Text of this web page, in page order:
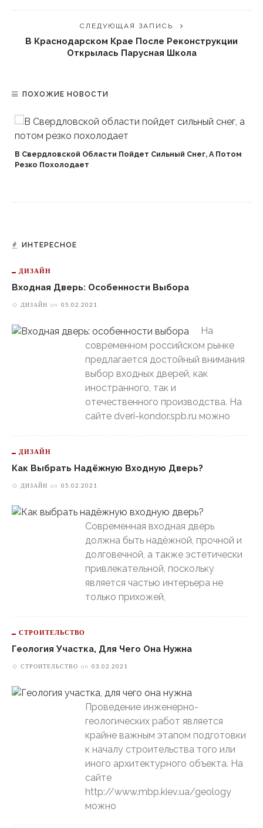
СЛЕДУЮЩАЯ ЗАПИСЬ
В Краснодарском Крае После Реконструкции
Открылась Парусная Школа
ПОХОЖИЕ НОВОСТИ
В Свердловской Области Пойдет Сильный Снег, А Потом
Резко Похолодает
ИНТЕРЕСНОЕ
ДИЗАЙН
Входная Дверь: Особенности Выбора
ДИЗАЙН on 05.02.2021
На
современном российском рынке
предлагается достойный внимания
выбор входных дверей, как
иностранного, так и
отечественного производства. На
сайте dveri-kondor.spb.ru можно
ДИЗАЙН
Как Выбрать Надёжную Входную Дверь?
ДИЗАЙН on 05.02.2021
Современная входная дверь
должна быть надёжной, прочной и
долговечной, а также эстетически
привлекательной, поскольку
является частью интерьера не
только прихожей,
СТРОИТЕЛЬСТВО
Геология Участка, Для Чего Она Нужна
СТРОИТЕЛЬСТВО on 03.02.2021
Проведение инженерно-
геологических работ является
крайне важным этапом подготовки
к началу строительства того или
иного архитектурного объекта. На
сайте
http://www.mbp.kiev.ua/geology
можно